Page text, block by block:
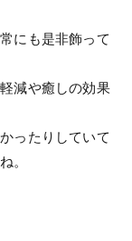
にも是非飾って
減や癒しの効果
ったりしていて
。